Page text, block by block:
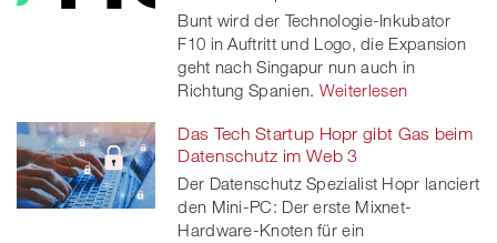
Bunt wird der Technologie-Inkubator
F10 in Auftritt und Logo, die Expansion
geht nach Singapur nun auch in
Richtung Spanien. Weiterlesen
Das Tech Startup Hopr gibt Gas beim
Datenschutz im Web 3
Der Datenschutz Spezialist Hopr lanciert
den Mini-PC: Der erste Mixnet-
Hardware-Knoten für ein